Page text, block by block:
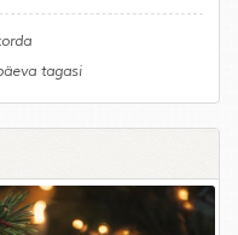
tagasi